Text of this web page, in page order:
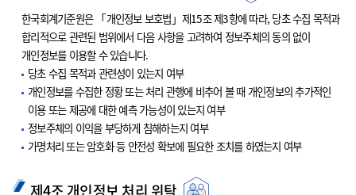
한국회계기준원은 「개인정보 보호법」제15조 제3항에 따라, 당초 수집 목적과
합리적으로 관련된 범위에서 다음 사항을 고려하여 정보주체의 동의 없이
개인정보를 이용할 수 있습니다.
당초 수집 목적과 관련성이 있는지 여부
개인정보를 수집한 정황 또는 처리 관행에 비추어 볼 때 개인정보의 추가적인
이용 또는 제공에 대한 예측 가능성이 있는지 여부
정보주체의 이익을 부당하게 침해하는지 여부
가명처리 또는 암호화 등 안전성 확보에 필요한 조치를 하였는지 여부